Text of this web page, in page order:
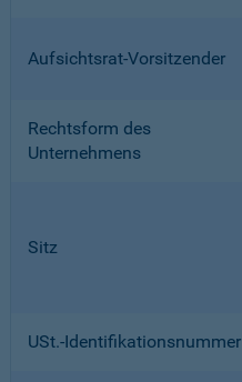
Aufsichtsrat-Vorsitzender
Rechtsform des
Unternehmens
Sitz
USt.-Identifikationsnummer